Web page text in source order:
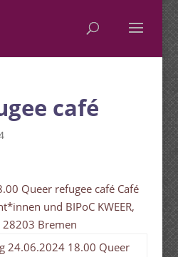
café
Queer refugee café Café
und BIPoC KWEER,
Bremen
24.06.2024 18.00 Queer